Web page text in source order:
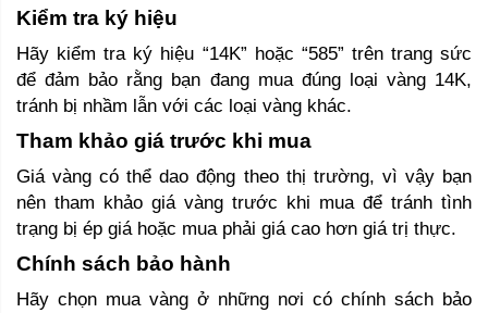
Kiểm tra ký hiệu
Hãy kiểm tra ký hiệu “14K” hoặc “585” trên trang sức
để đảm bảo rằng bạn đang mua đúng loại vàng 14K,
tránh bị nhầm lẫn với các loại vàng khác.
Tham khảo giá trước khi mua
Giá vàng có thể dao động theo thị trường, vì vậy bạn
nên tham khảo giá vàng trước khi mua để tránh tình
trạng bị ép giá hoặc mua phải giá cao hơn giá trị thực.
Chính sách bảo hành
Hãy chọn mua vàng ở những nơi có chính sách bảo